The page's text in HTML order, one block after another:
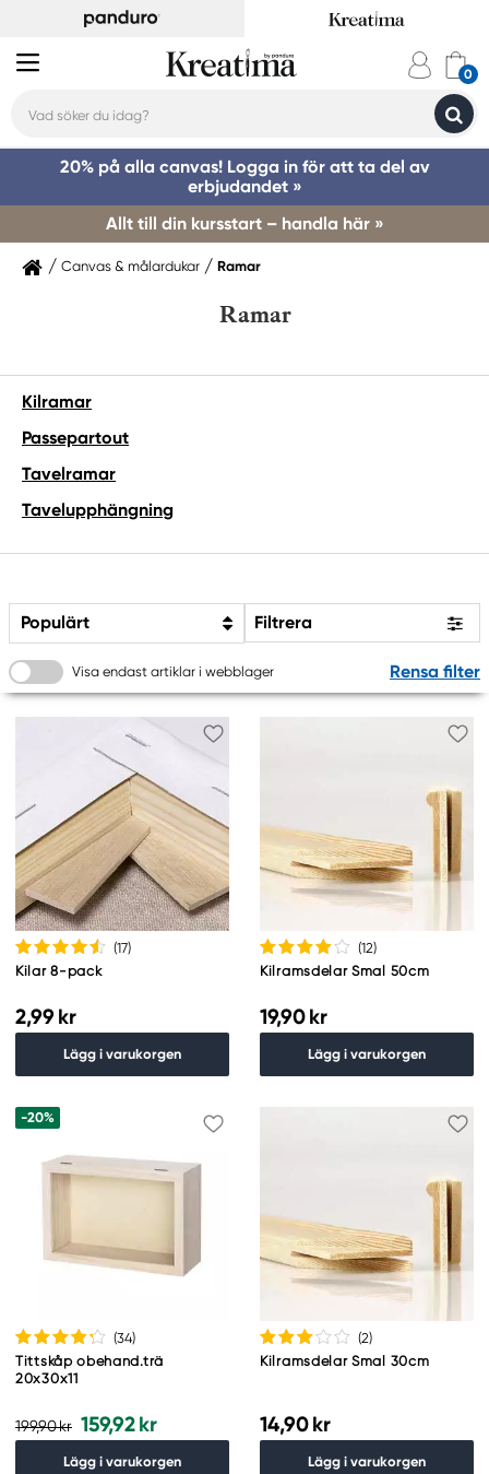
20% på alla canvas! Logga in för att ta del av
erbjudandet »
Allt till din kursstart – handla här »
Canvas & målardukar Ramar
Ramar
Kilramar
Passepartout
Tavelramar
Tavelupphängning
Populärt Filtrera
Visa endast artiklar i webblager Rensa filter
(17)
Kilar 8-pack
2,99 kr
Lägg i varukorgen
(12)
Kilramsdelar Smal 50cm
19,90 kr
Lägg i varukorgen
-20%
(34)
Tittskåp obehand.trä
20x30x11
199,90 kr 159,92 kr
Lägg i varukorgen
(2)
Kilramsdelar Smal 30cm
14,90 kr
Lägg i varukorgen